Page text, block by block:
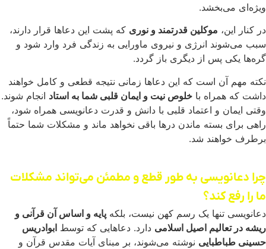
ویژه‌ای می‌بخشد.
در کنار این، موکلین قدرتمند و نوری که پشت این دعاها قرار دارند،
سبب می‌شوند انرژی و نیروی ماورایی به زندگی فرد وارد شود و
گره‌ها یکی پس از دیگری باز گردد.
نکته مهم آن است که این دعاها زمانی نتیجه قطعی و کامل خواهند
داشت که همراه با خلوص نیت و ایمان قلبی شما به استاد انجام شوند.
وقتی ایمان و اعتماد قلبی با دانش و قدرت دعانویسی همراه شود،
راهی برای بسته ماندن درها باقی نخواهد ماند و مشکلات شما حتماً
برطرف خواهند شد.
چرا دعانویسی به طور قطع و مطمئن می‌تواند مشکلات
ما را رفع کند؟
دعانویسی تنها یک رسم کهن نیست، بلکه پایه و اساس آن قرآنی و
ریشه در تعالیم اصیل اسلامی دارد. دعاهایی که توسط ابوادریس
حسینی طباطبایی نوشته می‌شوند، بر مبنای آیات مقدس قرآن و